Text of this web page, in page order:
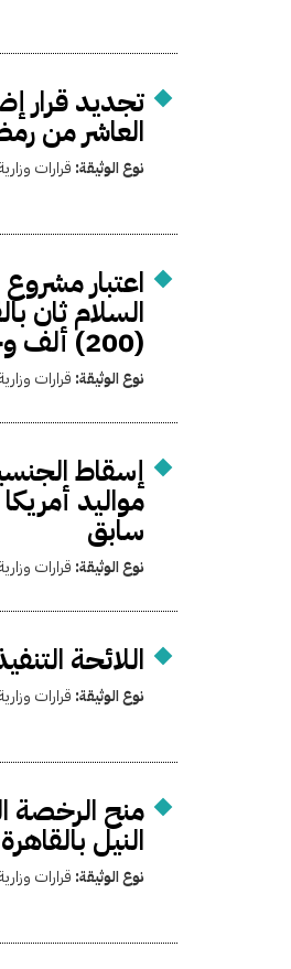
تجديد قرار
العاشر من
نوع الوثيقة: قرارات
(200) ألف وحدة سكنية بنطاق القاهرة الكبرى من أعمال المنفعة العامة
نوع الوثيقة: قرارات
إسقاط
سابق
نوع الوثيقة: قرارات
اللائحة
نوع الوثيقة: قرارات
منح الرخصة
النيل
نوع الوثيقة: قرارات